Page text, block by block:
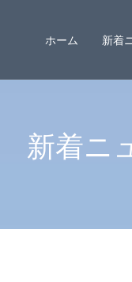
ホーム 新着
新着ニ